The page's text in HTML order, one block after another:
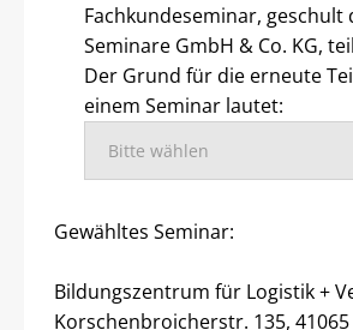
Fachkundeseminar, geschult
Seminare GmbH & Co. KG,
Der Grund für die erneute
einem Seminar lautet:
Gewähltes Seminar:
Bildungszentrum für Logistik +
Korschenbroicherstr. 135, 41065